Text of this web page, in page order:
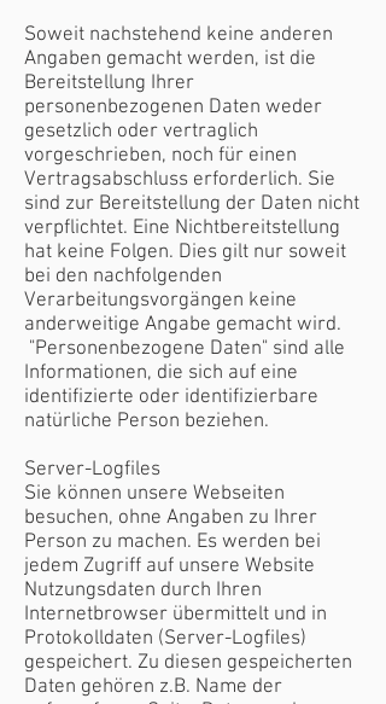
Soweit nachstehend keine anderen
Angaben gemacht werden, ist die
Bereitstellung Ihrer
personenbezogenen Daten weder
gesetzlich oder vertraglich
vorgeschrieben, noch für einen
Vertragsabschluss erforderlich. Sie
sind zur Bereitstellung der Daten nicht
verpflichtet. Eine Nichtbereitstellung
hat keine Folgen. Dies gilt nur soweit
bei den nachfolgenden
Verarbeitungsvorgängen keine
anderweitige Angabe gemacht wird.
"Personenbezogene Daten" sind alle
Informationen, die sich auf eine
identifizierte oder identifizierbare
natürliche Person beziehen.
Server-Logfiles
Sie können unsere Webseiten
besuchen, ohne Angaben zu Ihrer
Person zu machen. Es werden bei
jedem Zugriff auf unsere Website
Nutzungsdaten durch Ihren
Internetbrowser übermittelt und in
Protokolldaten (Server-Logfiles)
gespeichert. Zu diesen gespeicherten
Daten gehören z.B. Name der